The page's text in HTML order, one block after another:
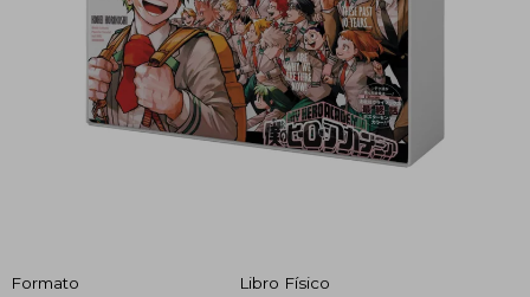
Formato
Libro Físico